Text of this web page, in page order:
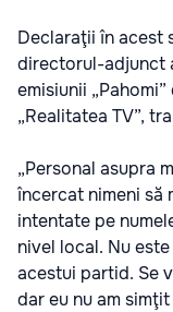
Declaraţii în acest
directorul-adjunct
emisiunii
„Realitatea TV”,
„Personal asupra
încercat nimeni să
intentate pe
nivel local. Nu
acestui partid. Se
dar eu nu am